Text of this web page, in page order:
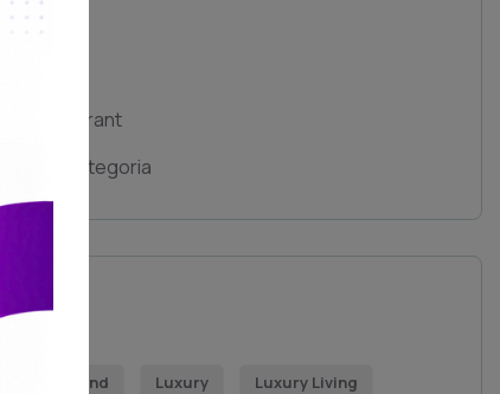
House
Restaurant
Sem categoria
TAGS
Diamond Luxury Luxury Living